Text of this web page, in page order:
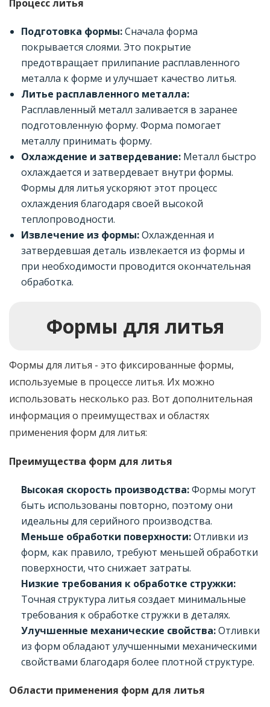
Процесс литья
Подготовка формы:Сначала форма
покрывается слоями. Это покрытие
предотвращает прилипание расплавленного
металла к форме и улучшает качество литья.
Литье расплавленного металла:
Расплавленный металл заливается в заранее
подготовленную форму. Форма помогает
металлу принимать форму.
Охлаждение и затвердевание: Металл быстро
охлаждается и затвердевает внутри формы.
Формы для литья ускоряют этот процесс
охлаждения благодаря своей высокой
теплопроводности.
Извлечение из формы:Охлажденная и
затвердевшая деталь извлекается из формы и
при необходимости проводится окончательная
обработка.
Формы для литья
Формы для литья - это фиксированные формы,
используемые в процессе литья. Их можно
использовать несколько раз. Вот дополнительная
информация о преимуществах и областях
применения форм для литья:
Преимущества форм для литья
Высокая скорость производства:Формы могут
быть использованы повторно, поэтому они
идеальны для серийного производства.
Меньше обработки поверхности:Отливки из
форм, как правило, требуют меньшей обработки
поверхности, что снижает затраты.
Низкие требования к обработке стружки:
Точная структура литья создает минимальные
требования к обработке стружки в деталях.
Улучшенные механические свойства:Отливки
из форм обладают улучшенными механическими
свойствами благодаря более плотной структуре.
Области применения форм для литья